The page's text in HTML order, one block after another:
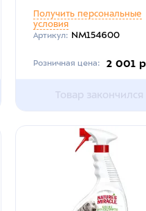
Получить персональные
условия
Артикул: NM154600
Розничная цена: 2 001
Товар закончился